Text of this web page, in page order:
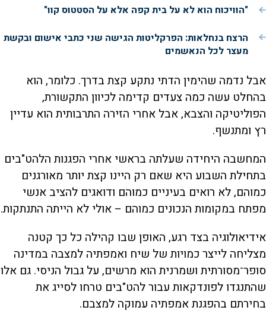
"הוויכוח הוא לא על בית קפה אלא על הסטטוס קוו"
הרצח בנחלאות: הפרקליטות הגישה שני כתבי אישום ובקשת
מעצר לכל הנאשמים
אבל נדמה שהימין הדתי נתקע קצת בדרך. כלומר, הוא
בהחלט עשה כמה צעדים קדימה לכיוון התקשורת,
הפוליטיקה והצבא, אבל אחרי הזירה התרבותית הוא עדיין
רץ ומתנשף.
המחשבה היחידה שעלתה בראשי אחרי הפגנות הלהט"בים
בתחילת השבוע היא שאם רק היינו קצת יותר מאורגנים
כמוהם, לא רואים בעיניים כמוהם ודואגים להציב אנשי
מפתח במקומות הנכונים כמוהם – אולי לא הייתה התנתקות.
אידיאולוגיה בצד רגע, האופן שבו קהילה כל כך קטנה
מצליחה לייצר כמויות של שיח ואמפתיה למצבה במדינה
סופר־מסורתית ושמרנית הוא מרשים, על גבול הניסי. גם אלו
שהתנגדו לפונדקאות עבור להט"בים טרחו לסייג את
בחירתם בהפגנת אמפתיה עמוקה למצבם.